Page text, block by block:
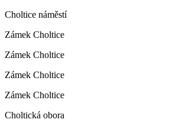
Choltice náměstí
Zámek Choltice
Zámek Choltice
Zámek Choltice
Zámek Choltice
Choltická obora